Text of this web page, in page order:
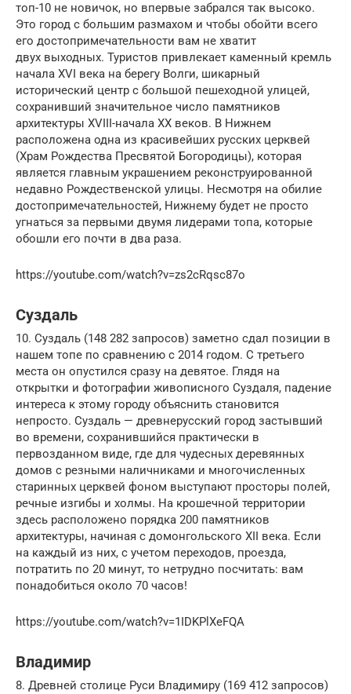
топ-10 не новичок, но впервые забрался так высоко.
Это город с большим размахом и чтобы обойти всего
его достопримечательности вам не хватит
двух выходных. Туристов привлекает каменный кремль
начала XVI века на берегу Волги, шикарный
исторический центр с большой пешеходной улицей,
сохранивший значительное число памятников
архитектуры XVIII-начала XX веков. В Нижнем
расположена одна из красивейших русских церквей
(Храм Рождества Пресвятой Богородицы), которая
является главным украшением реконструированной
недавно Рождественской улицы. Несмотря на обилие
достопримечательностей, Нижнему будет не просто
угнаться за первыми двумя лидерами топа, которые
обошли его почти в два раза.
https://youtube.com/watch?v=zs2cRqsc87o
Суздаль
10. Суздаль (148 282 запросов) заметно сдал позиции в
нашем топе по сравнению с 2014 годом. С третьего
места он опустился сразу на девятое. Глядя на
открытки и фотографии живописного Суздаля, падение
интереса к этому городу объяснить становится
непросто. Суздаль — древнерусский город застывший
во времени, сохранившийся практически в
первозданном виде, где для чудесных деревянных
домов с резными наличниками и многочисленных
старинных церквей фоном выступают просторы полей,
речные изгибы и холмы. На крошечной территории
здесь расположено порядка 200 памятников
архитектуры, начиная с домонгольского XII века. Если
на каждый из них, с учетом переходов, проезда,
потратить по 20 минут, то нетрудно посчитать: вам
понадобиться около 70 часов!
https://youtube.com/watch?v=1IDKPlXeFQA
Владимир
8. Древней столице Руси Владимиру (169 412 запросов)